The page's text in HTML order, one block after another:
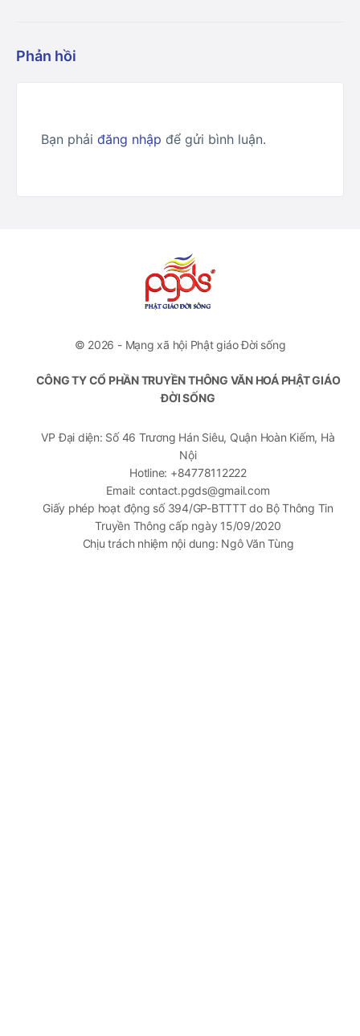
Phản hồi
Bạn phải đăng nhập để gửi bình luận.
© 2026 - Mạng xã hội Phật giáo Đời sống
CÔNG TY CỔ PHẦN TRUYỀN THÔNG VĂN HOÁ PHẬT GIÁO
ĐỜI SỐNG
VP Đại diện: Số 46 Trương Hán Siêu, Quận Hoàn Kiếm, Hà
Nội
Hotline: +84778112222
Email: contact.pgds@gmail.com
Giấy phép hoạt động số 394/GP-BTTTT do Bộ Thông Tin
Truyền Thông cấp ngày 15/09/2020
Chịu trách nhiệm nội dung: Ngô Văn Tùng